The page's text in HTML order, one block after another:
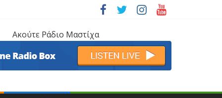
Ακούτε Ράδιο Μαστίχα